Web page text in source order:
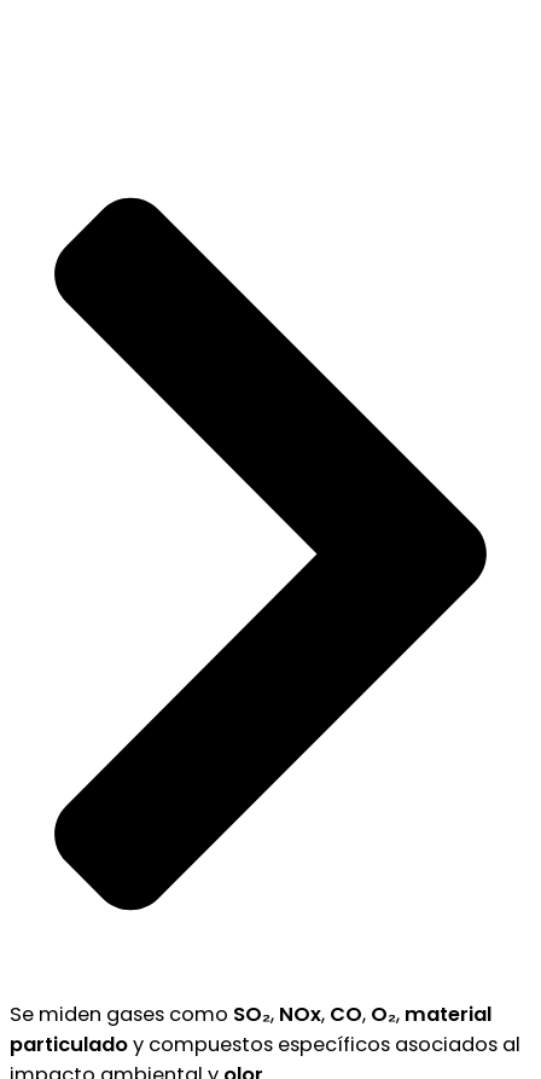
Se miden gases como SO₂, NOx, CO, O₂, material
particuladoy compuestos específicos asociados al